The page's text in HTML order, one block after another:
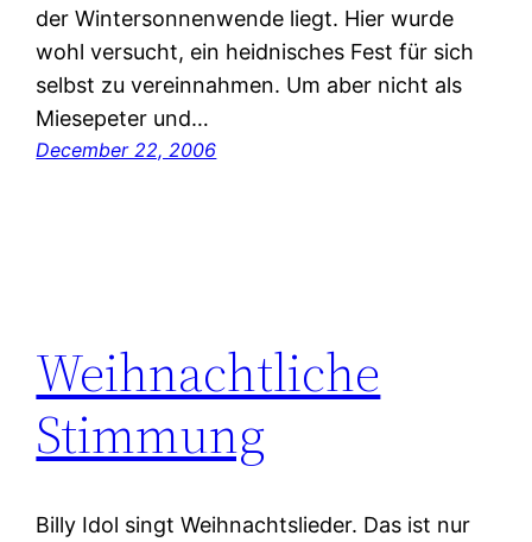
der Wintersonnenwende liegt. Hier wurde
wohl versucht, ein heidnisches Fest für sich
selbst zu vereinnahmen. Um aber nicht als
Miesepeter und…
December 22, 2006
Weihnachtliche
Stimmung
Billy Idol singt Weihnachtslieder. Das ist nur